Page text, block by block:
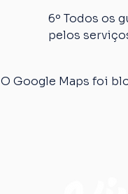
6º Todos os
pelos
O Google Maps foi